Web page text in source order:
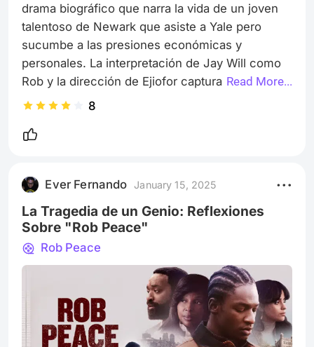
drama biográfico que narra la vida de un joven
talentoso de Newark que asiste a Yale pero
sucumbe a las presiones económicas y
personales. La interpretación de Jay Will como
Rob y la dirección de Ejiofor capturan la
complejidad de la vida del protagonista, aunque
mensaje. La película aborda temas de clase
potencial truncado y las fuerzas que moldean
nuestras vidas, a veces de manera trágica.
Read More...
8
Ever Fernando January 15, 2025
La Tragedia de un Genio: Reflexiones
Sobre "Rob Peace"
Rob Peace